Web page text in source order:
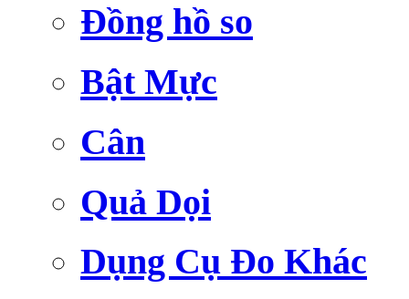
Đồng hồ so
Bật Mực
Cân
Quả Dọi
Dụng Cụ Đo Khác